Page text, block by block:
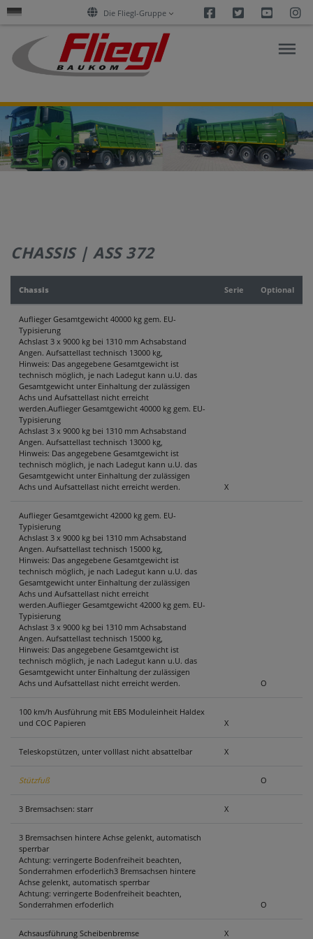
Die Fliegl-Gruppe Facebook
Twitter
FORSCHUNG
&
SERVICES
UNTERNEHMEN
KONTAKT
CHASSIS | ASS 372
Chassis Serie Optional
Auflieger Gesamtgewicht 40000 kg gem. EU-
Typisierung
Achslast 3 x 9000 kg bei 1310 mm Achsabstand
Angen. Aufsattellast technisch 13000 kg,
Hinweis: Das angegebene Gesamtgewicht ist
technisch möglich, je nach Ladegut kann u.U. das
Gesamtgewicht unter Einhaltung der zulässigen
Achs und Aufsattellast nicht erreicht
werden.Auflieger Gesamtgewicht 40000 kg gem. EU-
Typisierung
Achslast 3 x 9000 kg bei 1310 mm Achsabstand
Angen. Aufsattellast technisch 13000 kg,
Hinweis: Das angegebene Gesamtgewicht ist
technisch möglich, je nach Ladegut kann u.U. das
Gesamtgewicht unter Einhaltung der zulässigen
Achs und Aufsattellast nicht erreicht werden.
X
Auflieger Gesamtgewicht 42000 kg gem. EU-
Typisierung
Achslast 3 x 9000 kg bei 1310 mm Achsabstand
Angen. Aufsattellast technisch 15000 kg,
Hinweis: Das angegebene Gesamtgewicht ist
technisch möglich, je nach Ladegut kann u.U. das
Gesamtgewicht unter Einhaltung der zulässigen
Achs und Aufsattellast nicht erreicht
werden.Auflieger Gesamtgewicht 42000 kg gem. EU-
Typisierung
Achslast 3 x 9000 kg bei 1310 mm Achsabstand
Angen. Aufsattellast technisch 15000 kg,
Hinweis: Das angegebene Gesamtgewicht ist
technisch möglich, je nach Ladegut kann u.U. das
Gesamtgewicht unter Einhaltung der zulässigen
Achs und Aufsattellast nicht erreicht werden.
O
100 km/h Ausführung mit EBS Moduleinheit Haldex
und COC Papieren
X
Teleskopstützen, unter volllast nicht absattelbar X
Stützfuß O
3 Bremsachsen: starr X
3 Bremsachsen hintere Achse gelenkt, automatisch
sperrbar
Achtung: verringerte Bodenfreiheit beachten,
Sonderrahmen erfoderlich3 Bremsachsen hintere
Achse gelenkt, automatisch sperrbar
Achtung: verringerte Bodenfreiheit beachten,
Sonderrahmen erfoderlich
O
Achsausführung Scheibenbremse X